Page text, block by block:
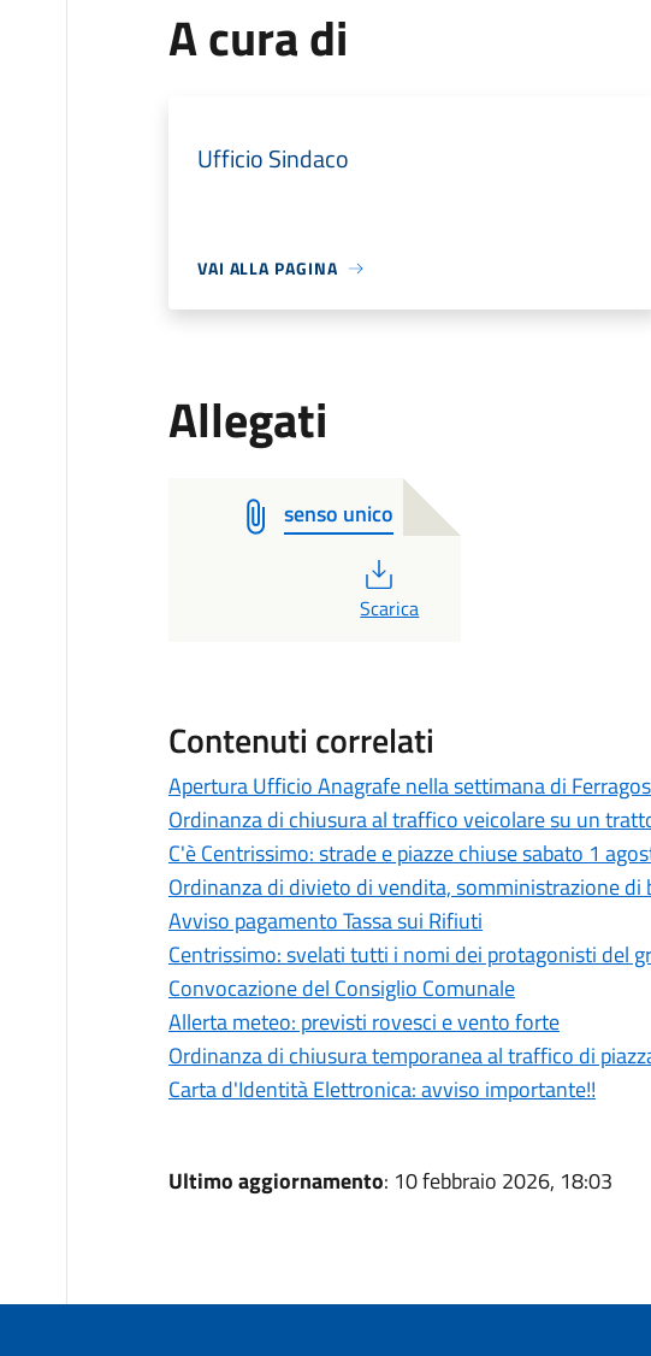
A cura di
Ufficio Sindaco
VAI ALLA PAGINA
Allegati
senso unico
PDF
Scarica
Contenuti correlati
Apertura Ufficio Anagrafe nella settimana di
Ordinanza di chiusura al traffico veicolare su un
C'è Centrissimo: strade e piazze chiuse sabato 1
Ordinanza di divieto di vendita, somministrazione
Avviso pagamento Tassa sui Rifiuti
Centrissimo: svelati tutti i nomi dei protagonisti del
Convocazione del Consiglio Comunale
Allerta meteo: previsti rovesci e vento forte
Ordinanza di chiusura temporanea al traffico di
Carta d'Identità Elettronica: avviso importante!!
Ultimo aggiornamento: 10 febbraio 2026, 18:03